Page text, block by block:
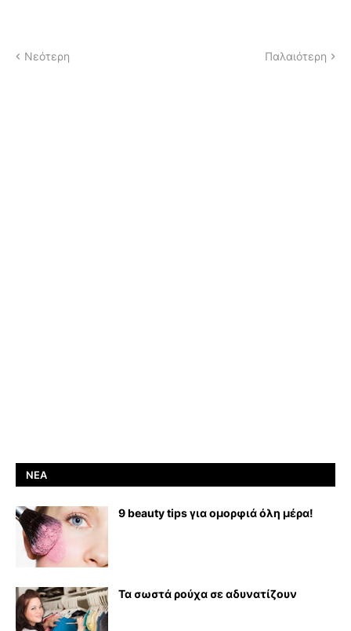
Νεότερη Παλαιότερη
ΝΈΑ
9 beauty tips για ομορφιά όλη μέρα!
Τα σωστά ρούχα σε αδυνατίζουν